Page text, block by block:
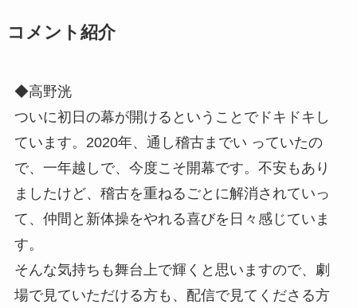
コメント紹介
◆高野洸
ついに初日の幕が開けるということでドキドキし
ています。2020年、通し稽古までい っていたの
で、一年越しで、今度こそ開幕です。不安もあり
ましたけど、稽古を重ねるごとに解消されていっ
て、仲間と新体操をやれる喜びを日々感じていま
す。
そんな気持ちも舞台上で輝くと思いますので、劇
場で見ていただける方も、配信で見てくださる方